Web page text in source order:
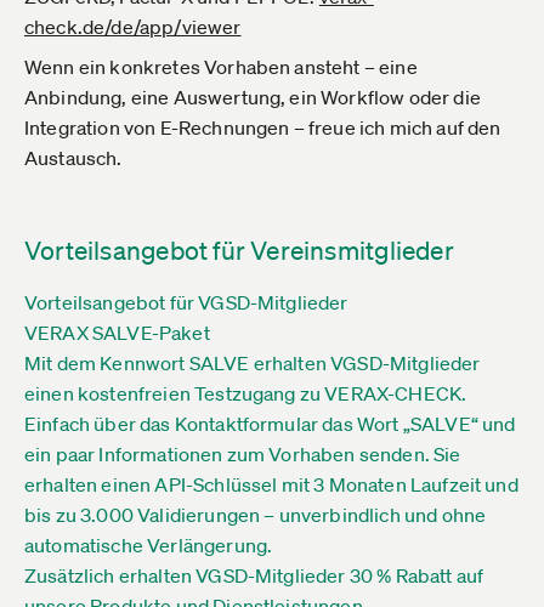
check.de­/de/app/viewer
Wenn ein konkretes Vorhaben ansteht – eine
Anbindung, eine Auswertung, ein Workflow oder die
Integration von E-Rechnungen – freue ich mich auf den
Austausch.
Vorteilsangebot für Vereinsmitglieder
Vorteilsangebot für VGSD-Mitglieder
VERAX SALVE-Paket
Mit dem Kennwort SALVE erhalten VGSD-Mitglieder
einen kostenfreien Testzugang zu VERAX-CHECK.
Einfach über das Kontaktformular das Wort „SALVE“ und
ein paar Informationen zum Vorhaben senden. Sie
erhalten einen API-Schlüssel mit 3 Monaten Laufzeit und
bis zu 3.000 Validierungen – unverbindlich und ohne
automatische Verlängerung.
Zusätzlich erhalten VGSD-Mitglieder 30 % Rabatt auf